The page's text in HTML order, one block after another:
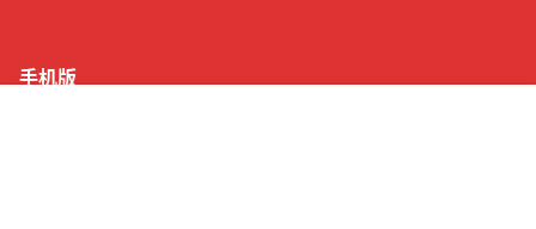
手机版